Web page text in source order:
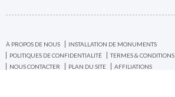
À PROPOS DE NOUS
INSTALLATION DE MONUMENTS
POLITIQUES DE CONFIDENTIALITÉ
TERMES & CONDITIONS
NOUS CONTACTER
PLAN DU SITE AFFILIATIONS